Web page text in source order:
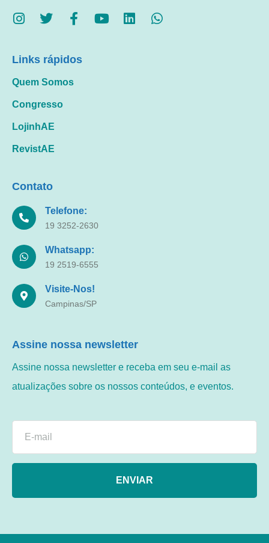
Links rápidos
Quem Somos
Congresso
LojinhAE
RevistAE
Contato
Telefone:
19 3252-2630
Whatsapp:
19 2519-6555
Visite-Nos!
Campinas/SP
Assine nossa newsletter
Assine nossa newsletter e receba em seu e-mail as
atualizações sobre os nossos conteúdos, e eventos.
ENVIAR